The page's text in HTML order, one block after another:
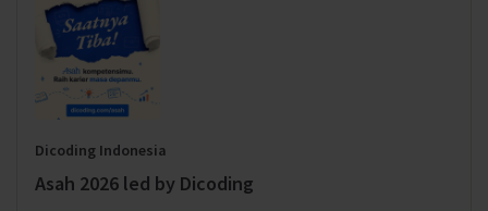
Dicoding Indonesia
Asah 2026 led by Dicoding